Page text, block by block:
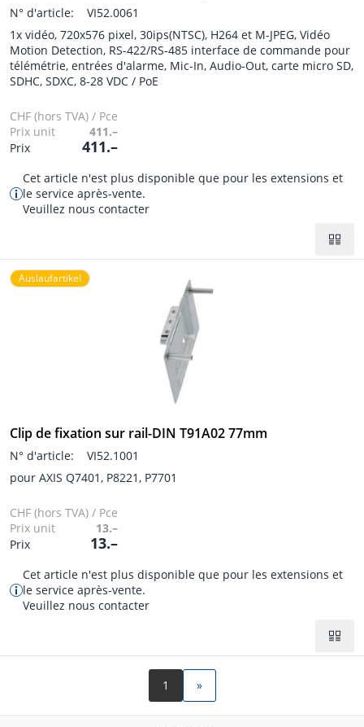
N° d'article:
VI52.0061
1x vidéo, 720x576 pixel, 30ips(NTSC), H264 et M-JPEG, Vidéo
Motion Detection, RS-422/RS-485 interface de commande pour
télémétrie, entrées d'alarme, Mic-In, Audio-Out, carte micro SD,
SDHC, SDXC, 8-28 VDC / PoE
CHF (hors TVA) / Pce
Prix unit
411.–
Prix
411.–
Cet article n'est plus disponible que pour les extensions et
le service après-vente.
Veuillez nous contacter
Auslaufartikel
Clip de fixation sur rail-DIN T91A02 77mm
N° d'article:
VI52.1001
pour AXIS Q7401, P8221, P7701
CHF (hors TVA) / Pce
Prix unit
13.–
Prix
13.–
Cet article n'est plus disponible que pour les extensions et
le service après-vente.
Veuillez nous contacter
1 »